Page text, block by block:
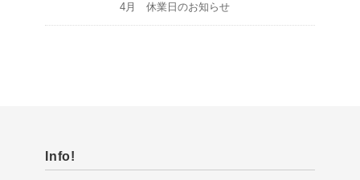
4月 休業日のお知らせ
Info!